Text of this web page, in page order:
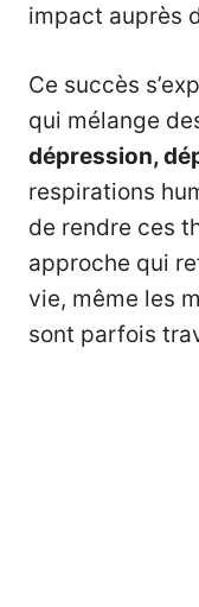
impact auprès
Ce succès
qui mélange
dépression,
respirations
de rendre ces
approche qui
vie, même les
sont parfois